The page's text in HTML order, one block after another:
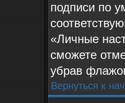
подписи по
«Личные
сможете
убрав
Вернуться к